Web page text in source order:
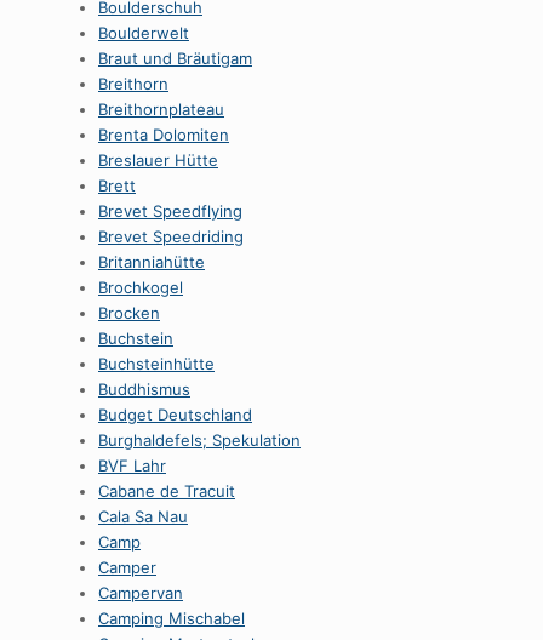
Boulderschuh
Boulderwelt
Braut und Bräutigam
Breithorn
Breithornplateau
Brenta Dolomiten
Breslauer Hütte
Brett
Brevet Speedflying
Brevet Speedriding
Britanniahütte
Brochkogel
Brocken
Buchstein
Buchsteinhütte
Buddhismus
Budget Deutschland
Burghaldefels; Spekulation
BVF Lahr
Cabane de Tracuit
Cala Sa Nau
Camp
Camper
Campervan
Camping Mischabel